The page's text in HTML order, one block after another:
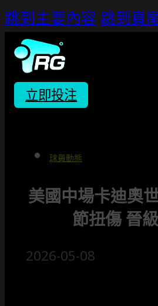
跳到主要內容 跳到頁
立即投注
球員動態
美國中場卡迪奧
節扭傷 晉
2026-05-08